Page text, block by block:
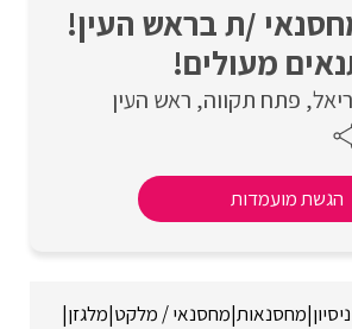
/ת בראש העין!
מעולים!
פתח תקווה ראש העין
הגשת מועמדות
|מחסנאות|מחסנאי / מלקט|מלגזן|